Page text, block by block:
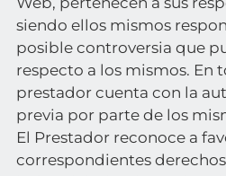
siendo ellos mismos
posible controversia que
respecto a los mismos. En
prestador cuenta con la
previa por parte de los
El Prestador reconoce a
correspondientes